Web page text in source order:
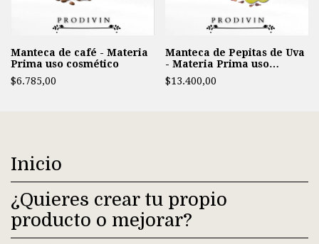
Manteca de café - Materia
Prima uso cosmético
$6.785,00
Manteca de Pepitas de Uva
- Materia Prima uso
cosmético -
$13.400,00
Inicio
¿Quieres crear tu propio
producto o mejorar?